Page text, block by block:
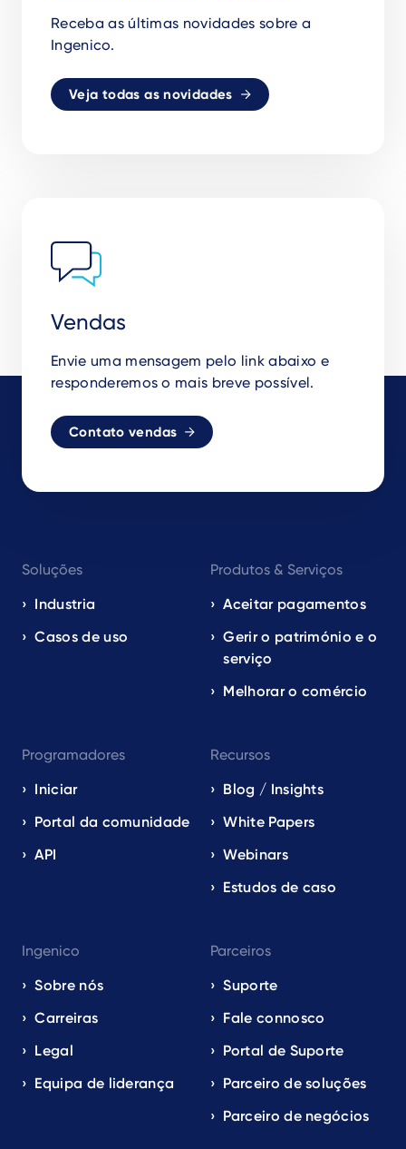
Receba asúltimas novidades sobre a
Ingenico.
Veja todas as novidades
Vendas
Envie uma mensagem pelo link abaixo e
responderemos o mais breve possível.
Contato vendas
navigation
EN
Soluções
Industria
Casos de uso
Produtos & Serviços
Aceitar pagamentos
Gerir o património e o
serviço
Melhorar o comércio
Programadores
Iniciar
Portal da comunidade
API
Recursos
Blog / Insights
White Papers
Webinars
Estudos de caso
Ingenico
Sobre nós
Carreiras
Legal
Equipa de liderança
Parceiros
Suporte
Fale connosco
Portal de Suporte
Parceiro de soluções
Parceiro de negócios